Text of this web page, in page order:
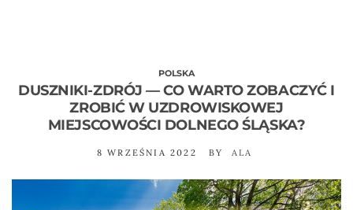
POLSKA
DUSZNIKI-ZDRÓJ — CO WARTO ZOBACZYĆ I
ZROBIĆ W UZDROWISKOWEJ
MIEJSCOWOŚCI DOLNEGO ŚLĄSKA?
8 WRZEŚNIA 2022 BY ALA